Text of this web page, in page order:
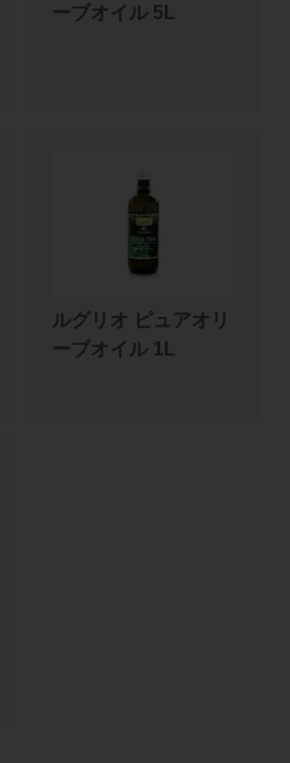
ーブオイル 5L
ルグリオ ピュアオリ
ーブオイル 1L